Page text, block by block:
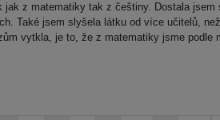
z matematiky tak z češtiny. Dostala
Také jsem slyšela látku od více učitelů,
vytkla, je to, že z matematiky jsme